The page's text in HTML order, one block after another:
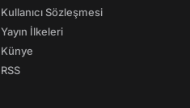
Kullanıcı Sözleşmesi
Yayın İlkeleri
Künye
RSS